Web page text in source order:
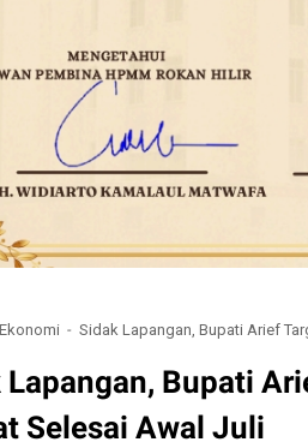
Ekonomi Sidak Lapangan, Bupati Arief
Lapangan, Bupati
Selesai Awal Juli